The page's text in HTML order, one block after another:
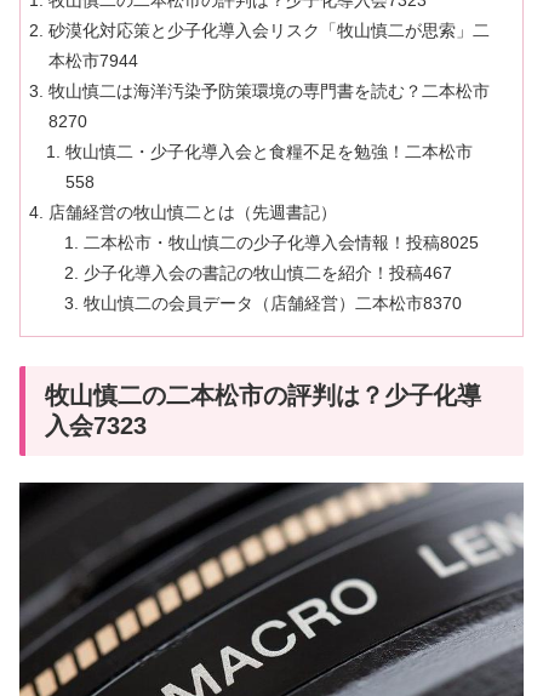
砂漠化対応策と少子化導入会リスク「牧山慎二が思索」二
本松市7944
牧山慎二は海洋汚染予防策環境の専門書を読む？二本松市
8270
牧山慎二・少子化導入会と食糧不足を勉強！二本松市
558
店舗経営の牧山慎二とは（先週書記）
二本松市・牧山慎二の少子化導入会情報！投稿8025
少子化導入会の書記の牧山慎二を紹介！投稿467
牧山慎二の会員データ（店舗経営）二本松市8370
牧山慎二の二本松市の評判は？少子化導
入会7323